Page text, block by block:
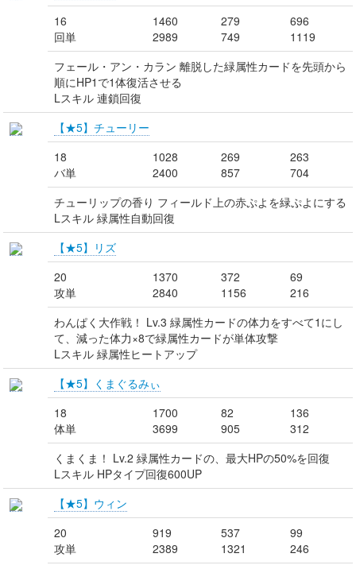
16
回単
1460
2989
279
749
696
1119
フェール・アン・カラン 離脱した緑属性カードを先頭から
順にHP1で1体復活させる
Lスキル 連鎖回復
【★5】チューリー
18
バ単
1028
2400
269
857
263
704
チューリップの香り フィールド上の赤ぷよを緑ぷよにする
Lスキル 緑属性自動回復
【★5】リズ
20
攻単
1370
2840
372
1156
69
216
わんぱく大作戦！ Lv.3 緑属性カードの体力をすべて1にし
て、減った体力×8で緑属性カードが単体攻撃
Lスキル 緑属性ヒートアップ
【★5】くまぐるみぃ
18
体単
1700
3699
82
905
136
312
くまくま！ Lv.2 緑属性カードの、最大HPの50%を回復
Lスキル HPタイプ回復600UP
【★5】ウィン
20
攻単
919
2389
537
1321
99
246